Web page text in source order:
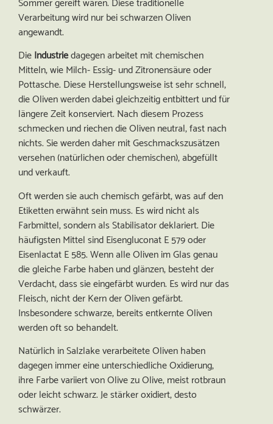
Verarbeitung wird nur bei schwarzen Oliven
angewandt.
DieIndustriedagegen arbeitet mit chemischen
Mitteln, wie Milch- Essig- und Zitronensäure oder
Pottasche. Diese Herstellungsweise ist sehr schnell,
die Oliven werden dabei gleichzeitig entbittert und für
längere Zeit konserviert. Nach diesem Prozess
schmecken und riechen die Oliven neutral, fast nach
nichts. Sie werden daher mit Geschmackszusätzen
versehen (natürlichen oder chemischen), abgefüllt
und verkauft.
Oft werden sie auch chemisch gefärbt, was auf den
Etiketten erwähnt sein muss. Es wird nicht als
Farbmittel, sondern als Stabilisator deklariert. Die
häufigsten Mittel sind Eisengluconat E 579 oder
Eisenlactat E 585. Wenn alle Oliven im Glas genau
die gleiche Farbe haben und glänzen, besteht der
Verdacht, dass sie eingefärbt wurden. Es wird nur das
Fleisch, nicht der Kern der Oliven gefärbt.
Insbesondere schwarze, bereits entkernte Oliven
werden oft so behandelt.
Natürlich in SalzlakeverarbeiteteOliven haben
dagegen immer eine unterschiedliche Oxidierung,
ihre Farbe variiert von Olive zu Olive, meist rotbraun
oder leicht schwarz. Je stärker oxidiert, desto
schwärzer.